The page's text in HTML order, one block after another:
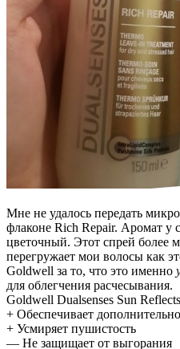
Мне не удалось передать
флаконе Rich Repair. Аромат у
цветочный. Этот спрей более
перегружает мои волосы как
Goldwell за то, что это именно
для облегчения расчесывания.
Goldwell Dualsenses Sun
+ Обеспечивает
+ Усмиряет пушистость
— Не защищает от выгорания